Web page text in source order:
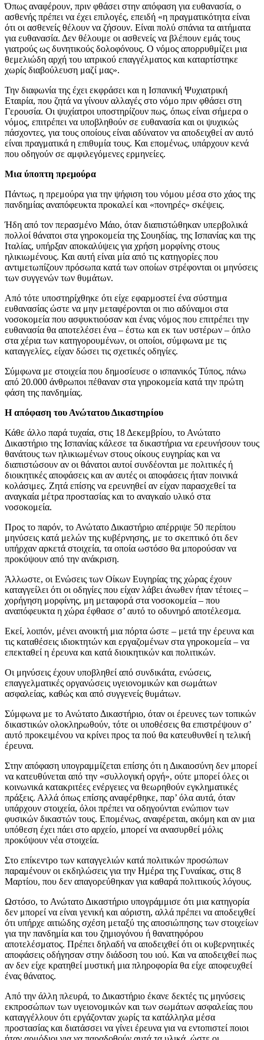
Όπως αναφέρουν, πριν φθάσει στην απόφαση για ευθανασία, ο
ασθενής πρέπει να έχει επιλογές, επειδή «η πραγματικότητα είναι
ότι οι ασθενείς θέλουν να ζήσουν. Είναι πολύ σπάνια τα αιτήματα
για ευθανασία. Δεν θέλουμε οι ασθενείς να βλέπουν εμάς τους
γιατρούς ως δυνητικούς δολοφόνους. Ο νόμος απορρυθμίζει μια
θεμελιώδη αρχή του ιατρικού επαγγέλματος και καταρτίστηκε
χωρίς διαβούλευση μαζί μας».
Την διαφωνία της έχει εκφράσει και η Ισπανική Ψυχιατρική
Εταιρία, που ζητά να γίνουν αλλαγές στο νόμο πριν φθάσει στη
Γερουσία. Οι ψυχίατροι υποστηρίζουν πως, όπως είναι σήμερα ο
νόμος, επιτρέπει να υποβληθούν σε ευθανασία και οι ψυχικώς
πάσχοντες, για τους οποίους είναι αδύνατον να αποδειχθεί αν αυτό
είναι πραγματικά η επιθυμία τους. Και επομένως, υπάρχουν κενά
που οδηγούν σε αμφιλεγόμενες ερμηνείες.
Μια ύποπτη πρεμούρα
Πάντως, η πρεμούρα για την ψήφιση του νόμου μέσα στο χάος της
πανδημίας αναπόφευκτα προκαλεί και «πονηρές» σκέψεις.
Ήδη από τον περασμένο Μάιο, όταν διαπιστώθηκαν υπερβολικά
πολλοί θάνατοι στα γηροκομεία της Σουηδίας, της Ισπανίας και της
Ιταλίας, υπήρξαν αποκαλύψεις για χρήση μορφίνης στους
ηλικιωμένους. Και αυτή είναι μία από τις κατηγορίες που
αντιμετωπίζουν πρόσωπα κατά των οποίων στρέφονται οι μηνύσεις
των συγγενών των θυμάτων.
Από τότε υποστηρίχθηκε ότι είχε εφαρμοστεί ένα σύστημα
ευθανασίας ώστε να μην μεταφέρονται οι πιο αδύναμοι στα
νοσοκομεία που ασφυκτιούσαν και ένας νόμος που επιτρέπει την
ευθανασία θα αποτελέσει ένα – έστω και εκ των υστέρων – όπλο
στα χέρια των κατηγορουμένων, οι οποίοι, σύμφωνα με τις
καταγγελίες, είχαν δώσει τις σχετικές οδηγίες.
Σύμφωνα με στοιχεία που δημοσίευσε ο ισπανικός Τύπος, πάνω
από 20.000 άνθρωποι πέθαναν στα γηροκομεία κατά την πρώτη
φάση της πανδημίας.
Η απόφαση του Ανώτατου Δικαστηρίου
Κάθε άλλο παρά τυχαία, στις 18 Δεκεμβρίου, το Ανώτατο
Δικαστήριο της Ισπανίας κάλεσε τα δικαστήρια να ερευνήσουν τους
θανάτους των ηλικιωμένων στους οίκους ευγηρίας και να
διαπιστώσουν αν οι θάνατοι αυτοί συνδέονται με πολιτικές ή
διοικητικές αποφάσεις και αν αυτές οι αποφάσεις ήταν ποινικά
κολάσιμες. Ζητά επίσης να ερευνηθεί αν είχαν παρασχεθεί τα
αναγκαία μέτρα προστασίας και το αναγκαίο υλικό στα
νοσοκομεία.
Προς το παρόν, το Ανώτατο Δικαστήριο απέρριψε 50 περίπου
μηνύσεις κατά μελών της κυβέρνησης, με το σκεπτικό ότι δεν
υπήρχαν αρκετά στοιχεία, τα οποία ωστόσο θα μπορούσαν να
προκύψουν από την ανάκριση.
Άλλωστε, οι Ενώσεις των Οίκων Ευγηρίας της χώρας έχουν
καταγγείλει ότι οι οδηγίες που είχαν λάβει άνωθεν ήταν τέτοιες –
χορήγηση μορφίνης, μη μεταφορά στα νοσοκομεία – που
αναπόφευκτα η χώρα έφθασε σ’ αυτό το οδυνηρό αποτέλεσμα.
Εκεί, λοιπόν, μένει ανοικτή μια πόρτα ώστε – μετά την έρευνα και
τις καταθέσεις ιδιοκτητών και εργαζομένων στα γηροκομεία – να
επεκταθεί η έρευνα και κατά διοικητικών και πολιτικών.
Οι μηνύσεις έχουν υποβληθεί από συνδικάτα, ενώσεις,
επαγγελματικές οργανώσεις υγειονομικών και σωμάτων
ασφαλείας, καθώς και από συγγενείς θυμάτων.
Σύμφωνα με το Ανώτατο Δικαστήριο, όταν οι έρευνες των τοπικών
δικαστικών ολοκληρωθούν, τότε οι υποθέσεις θα επιστρέψουν σ’
αυτό προκειμένου να κρίνει προς τα πού θα κατευθυνθεί η τελική
έρευνα.
Στην απόφαση υπογραμμίζεται επίσης ότι η Δικαιοσύνη δεν μπορεί
να κατευθύνεται από την «συλλογική οργή», ούτε μπορεί όλες οι
κοινωνικά κατακριτέες ενέργειες να θεωρηθούν εγκληματικές
πράξεις. Αλλά όπως επίσης αναφέρθηκε, παρ’ όλα αυτά, όταν
υπάρχουν στοιχεία, όλοι πρέπει να οδηγούνται ενώπιον των
φυσικών δικαστών τους. Επομένως, αναφέρεται, ακόμη και αν μια
υπόθεση έχει πάει στο αρχείο, μπορεί να ανασυρθεί μόλις
προκύψουν νέα στοιχεία.
Στο επίκεντρο των καταγγελιών κατά πολιτικών προσώπων
παραμένουν οι εκδηλώσεις για την Ημέρα της Γυναίκας, στις 8
Μαρτίου, που δεν απαγορεύθηκαν για καθαρά πολιτικούς λόγους.
Ωστόσο, το Ανώτατο Δικαστήριο υπογράμμισε ότι μια κατηγορία
δεν μπορεί να είναι γενική και αόριστη, αλλά πρέπει να αποδειχθεί
ότι υπήρχε αιτιώδης σχέση μεταξύ της αποσιώπησης των στοιχείων
για την πανδημία και του ζημιογόνου ή θανατηφόρου
αποτελέσματος. Πρέπει δηλαδή να αποδειχθεί ότι οι κυβερνητικές
αποφάσεις οδήγησαν στην διάδοση του ιού. Και να αποδειχθεί πως
αν δεν είχε κρατηθεί μυστική μια πληροφορία θα είχε αποφευχθεί
ένας θάνατος.
Από την άλλη πλευρά, το Δικαστήριο έκανε δεκτές τις μηνύσεις
εκπροσώπων των υγειονομικών και των σωμάτων ασφαλείας που
καταγγέλλουν ότι εργάζονταν χωρίς τα κατάλληλα μέσα
προστασίας και διατάσσει να γίνει έρευνα για να εντοπιστεί ποιοι